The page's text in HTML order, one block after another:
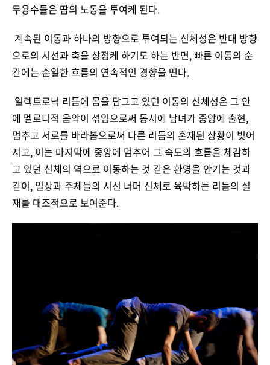
무용수들은 땀의 노동을 투여케 된다.
계속된 이동과 하나의 방향으로 투여되는 신체성은 반대 방향
으로의 시선과 축을 상정케 하기도 하는 반면, 빠른 이동의 순
간에는 순일한 흐름의 연속적인 경향을 띤다.
일렉트로닉 리듬에 몸을 담그고 있던 이동의 신체성은 그 안
에 멜로디적 음악이 섞임으로써 동시에 남녀가 중앙에 출현,
멈추고 서로를 바라봄으로써 다른 리듬의 혼재된 상황이 빚어
지고, 이는 마지막에 중앙에 멈추어 그 속도의 흐름을 체감하
고 있던 신체의 역으로 이동하는 것 같은 환영을 안기는 것과
같이, 일상과 주체들의 시선 너머 신체로 육박하는 리듬의 실
재를 대조적으로 보여준다.